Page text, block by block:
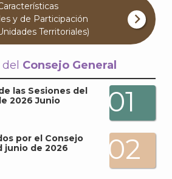
y de Participación
Territoriales)
Consejo General
las Sesiones del
2026 Junio
01
por el Consejo
junio de 2026
02